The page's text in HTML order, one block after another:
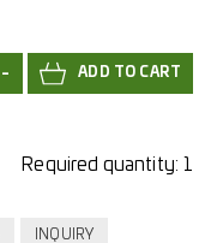
-
Required quantity: 1
INQUIRY